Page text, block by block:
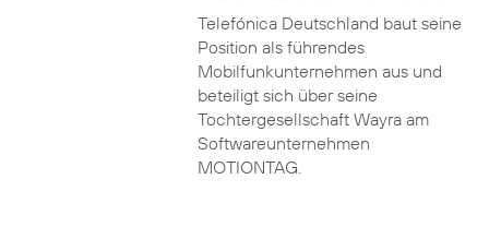
Telefónica Deutschland baut seine
Position als führendes
Mobilfunkunternehmen aus und
beteiligt sich über seine
Tochtergesellschaft Wayra am
Softwareunternehmen
MOTIONTAG.